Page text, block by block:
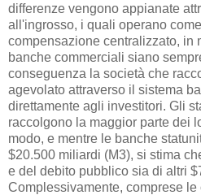
differenze vengono appianate
all'ingrosso, i quali operano
compensazione centralizzato, in
banche commerciali siano
conseguenza la società che
agevolato attraverso il sistema
direttamente agli investitori. Gli
raccolgono la maggior parte dei
modo, e mentre le banche
$20.500 miliardi (M3), si stima
e del debito pubblico sia di altri
Complessivamente, comprese